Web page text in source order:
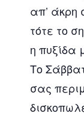
απ’ άκρη
τότε το
η πυξίδα
Το
σας